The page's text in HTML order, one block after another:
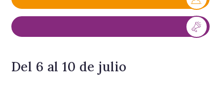
Del 6 al 10 de julio